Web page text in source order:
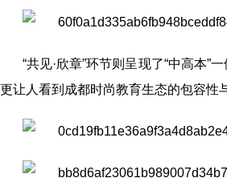
“共见·欣章”环节则呈现了“中高本
更让人看到成都时尚教育生态的包容性